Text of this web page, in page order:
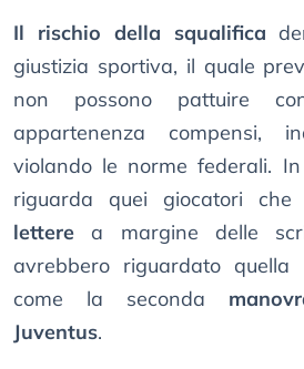
Il rischio della squalifica
giustizia sportiva, il quale
non possono pattuire
appartenenza compensi,
violando le norme federali.
riguarda quei giocatori
lettere a margine delle
avrebbero riguardato
come la seconda
Juventus.